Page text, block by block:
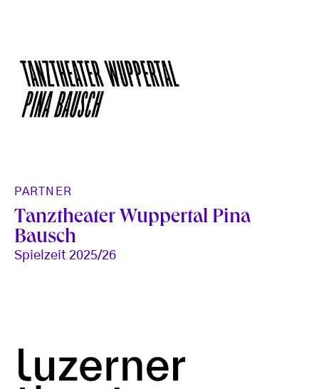
PARTNER
Tanztheater Wuppertal Pina
Bausch
Spielzeit 2025/26